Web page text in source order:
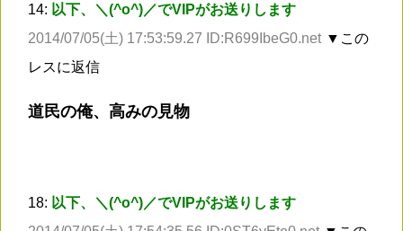
14: 以下、＼(^o^)／でVIPがお送りします
2014/07/05(土) 17:53:59.27 ID:R699IbeG0.net ▼この
レスに返信
道民の俺、高みの見物
18: 以下、＼(^o^)／でVIPがお送りします